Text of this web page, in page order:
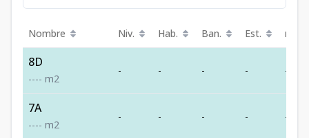
Nombre Niv. Hab. Ban. Est. m²
8D
---- m2
- - - - -
7A
---- m2
- - - - -